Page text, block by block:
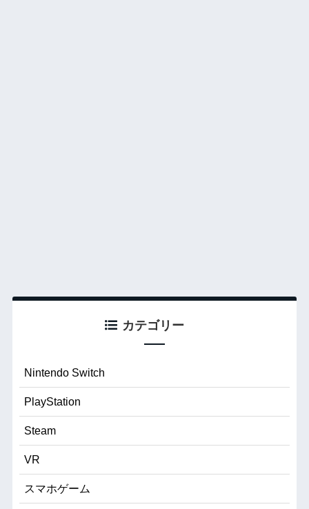
カテゴリー
Nintendo Switch
PlayStation
Steam
VR
スマホゲーム